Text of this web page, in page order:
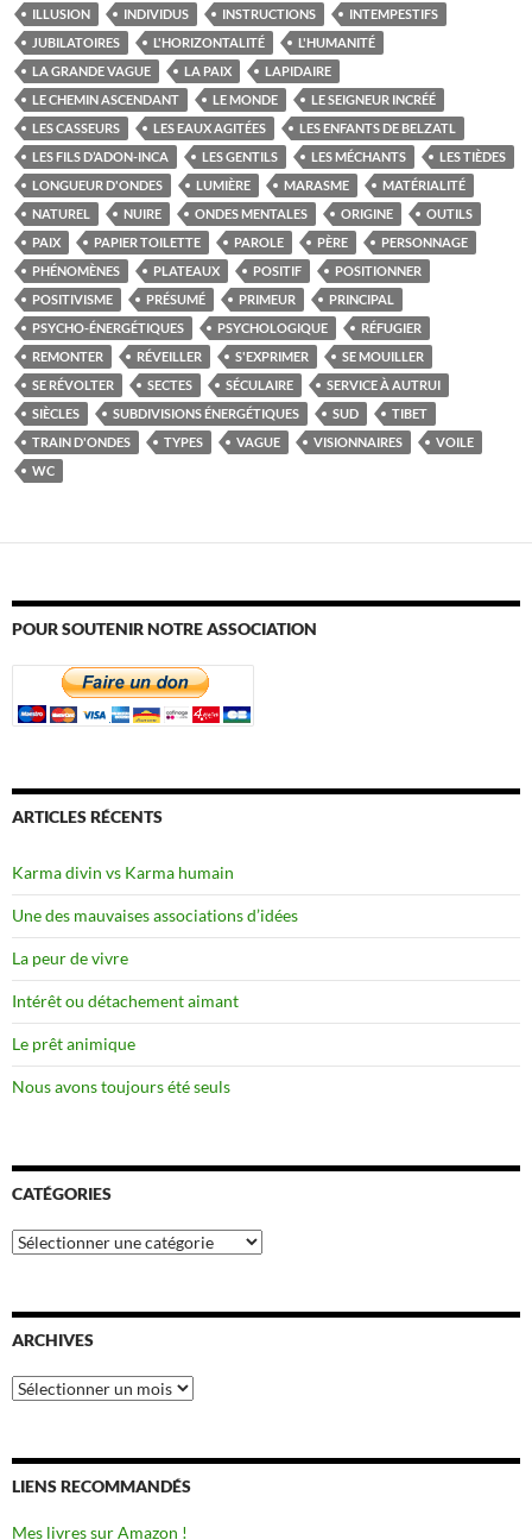
ILLUSION INDIVIDUS INSTRUCTIONS
INTEMPESTIFS
JUBILATOIRES
L'HORIZONTALITÉ
L'HUMANITÉ
LA GRANDE VAGUE
LA PAIX
LAPIDAIRE
LE CHEMIN ASCENDANT
LE MONDE
LE SEIGNEUR INCRÉÉ
LES CASSEURS
LES EAUX AGITÉES
LES ENFANTS DE BELZATL
LES FILS D’ADON-INCA
LES GENTILS LES MÉCHANTS
LES TIÈDES
LONGUEUR D'ONDES
LUMIÈRE MARASME
MATÉRIALITÉ
NATUREL
NUIRE ONDES MENTALES ORIGINE
OUTILS
PAIX
PAPIER TOILETTE PAROLE PÈRE
PERSONNAGE
PHÉNOMÈNES
PLATEAUX POSITIF
POSITIONNER
POSITIVISME
PRÉSUMÉ PRIMEUR
PRINCIPAL
PSYCHO-ÉNERGÉTIQUES
PSYCHOLOGIQUE
RÉFUGIER
REMONTER
RÉVEILLER S'EXPRIMER
SE MOUILLER
SE RÉVOLTER
SECTES SÉCULAIRE
SERVICE À AUTRUI
SIÈCLES
SUBDIVISIONS ÉNERGÉTIQUES SUD
TIBET
TRAIN D'ONDES
TYPES VAGUE VISIONNAIRES
VOILE
WC
POUR SOUTENIR NOTRE ASSOCIATION
ARTICLES RÉCENTS
Karma divin vs Karma humain
Une des mauvaises associations d’idées
La peur de vivre
Intérêt ou détachement aimant
Le prêt animique
Nous avons toujours été seuls
CATÉGORIES
Catégories
ARCHIVES
Archives
LIENS RECOMMANDÉS
Mes livres sur Amazon !